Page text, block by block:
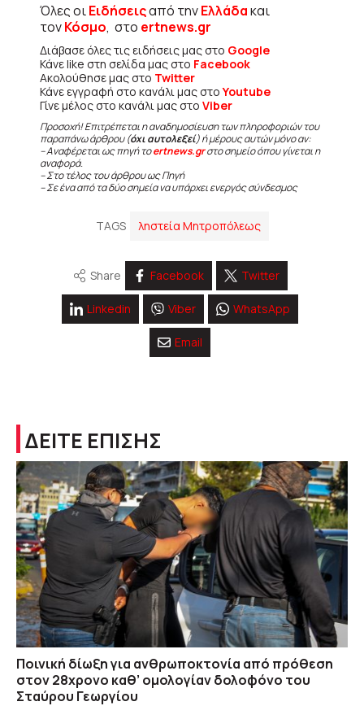
Όλες οιΕιδήσειςαπό τηνΕλλάδακαι
τονΚόσμο, στο ertnews.gr
Διάβασε όλες τις ειδήσεις μας στο Google
Κάνε like στη σελίδα μας στο Facebook
Ακολούθησε μας στο Twitter
Κάνε εγγραφή στο κανάλι μας στοYoutube
Γίνε μέλος στο κανάλι μας στο Viber
Προσοχή! Επιτρέπεται η αναδημοσίευση των πληροφοριών του
παραπάνω άρθρου (όχι αυτολεξεί) ή μέρους αυτών μόνο αν:
– Αναφέρεται ως πηγή τοertnews.grστο σημείο όπου γίνεται η
αναφορά.
– Στο τέλος του άρθρου ως Πηγή
– Σε ένα από τα δύο σημεία να υπάρχει ενεργός σύνδεσμος
TAGS ληστεία Μητροπόλεως
Share Facebook Twitter
Linkedin Viber WhatsApp
Email
ΔΕΙΤΕ ΕΠΙΣΗΣ
Ποινική δίωξη για ανθρωποκτονία από πρόθεση
στον 28χρονο καθ’ ομολογίαν δολοφόνο του
Σταύρου Γεωργίου